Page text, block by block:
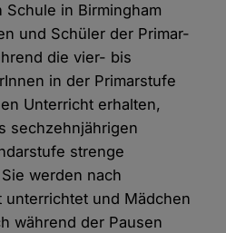
in Birmingham
und Schüler der Primar-
die vier- bis
in der Primarstufe
Unterricht erhalten,
sechzehnjährigen
strenge
werden nach
und Mädchen
während der Pausen